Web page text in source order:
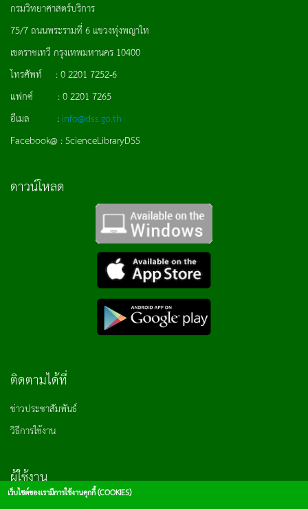
กรมวิทยาศาสตร์บริการ
75/7 ถนนพระรามที่ 6 แขวงทุ่งพญาไท
เขตราชเทวี กรุงเทพมหานคร 10400
โทรศัพท์ : 0 2201 7252-6
แฟกซ์ : 0 2201 7265
อีเมล : info@dss.go.th
Facebook@ : ScienceLibraryDSS
ดาวน์โหลด
ติดตามได้ที่
ข่าวประชาสัมพันธ์
วิธีการใช้งาน
ผู้ใช้งาน
เว็บไซต์ของเรามีการใช้งานคุกกี้ (COOKIES)